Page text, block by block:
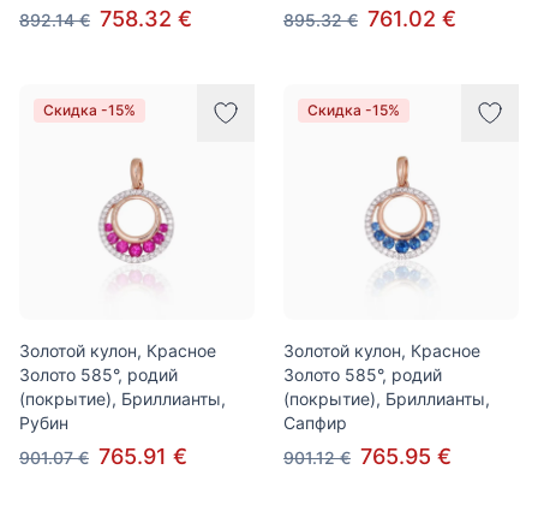
892.14 € 758.32 €
895.32 € 761.02 €
Скидка -15%
Золотой кулон, Красное
Золото 585°, родий
(покрытие), Бриллианты,
Рубин
901.07 € 765.91 €
Скидка -15%
Золотой кулон, Красное
Золото 585°, родий
(покрытие), Бриллианты,
Сапфир
901.12 € 765.95 €